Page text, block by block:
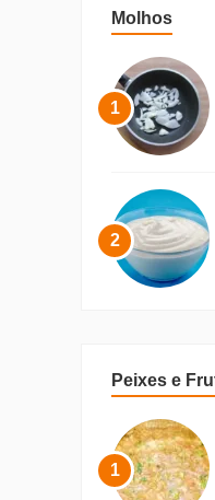
Molhos
1
2
Peixes e
1